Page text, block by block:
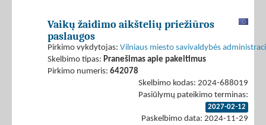
Vaikų žaidimo aikštelių priežiūros
paslaugos
Pirkimo vykdytojas: Vilniaus miesto savivaldybės
Skelbimo tipas: Pranešimas apie pakeitimus
Pirkimo numeris: 642078
Skelbimo kodas: 2024-688019
Pasiūlymų pateikimo terminas:
2027-02-12
Paskelbimo data: 2024-11-29